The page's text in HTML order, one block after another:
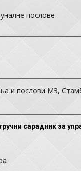
послове
и послови МЗ,
сарадник за